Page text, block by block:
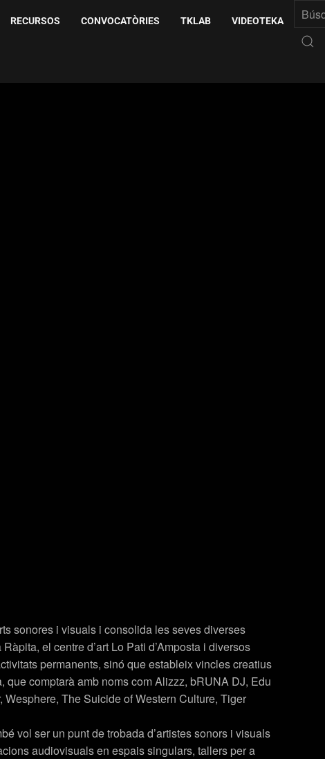
RECURSOS CONVOCATÒRIES TKLAB VIDEOTEKA
sonores i visuals i consolida les seves diverses
el centre d’art Lo Pati d’Amposta i diversos
permanents, sinó que estableix vincles creatius
comptarà amb noms com Alizzz, bRUNA DJ, Edu
The Suicide of Western Culture, Tiger
vol ser un punt de trobada d’artistes sonors i visuals
audiovisuals en espais singulars, tallers per a